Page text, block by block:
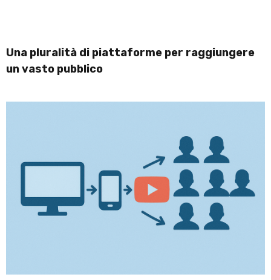
Una pluralità di piattaforme per raggiungere
un vasto pubblico